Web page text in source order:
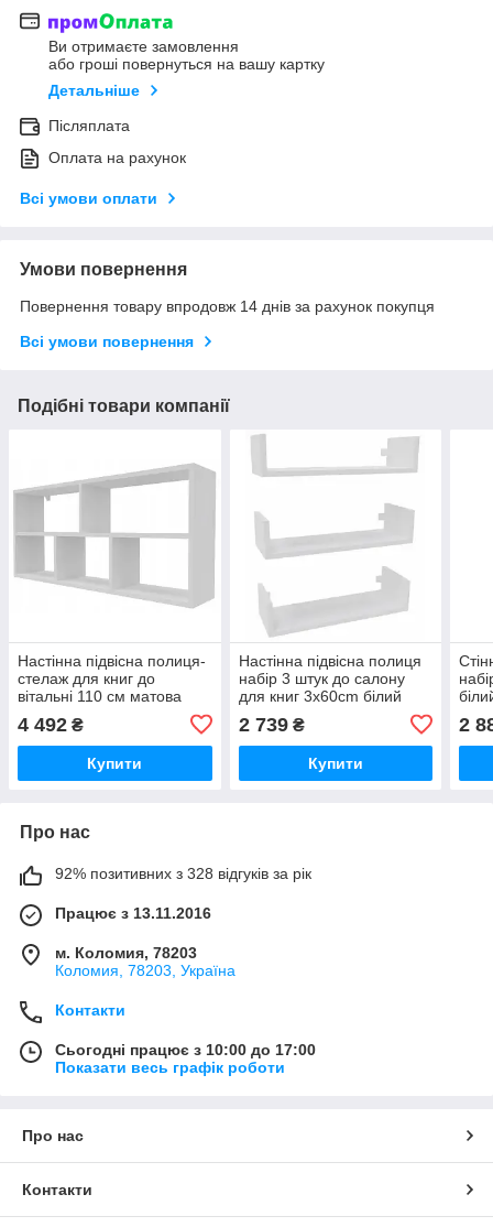
Ви отримаєте замовлення
або гроші повернуться на вашу картку
Детальніше
Післяплата
Оплата на рахунок
Всі умови оплати
Умови повернення
Повернення товару впродовж 14 днів за рахунок покупця
Всі умови повернення
Подібні товари компанії
Настінна підвісна полиця-
стелаж для книг до
вітальні 110 см матова
4 492 ₴
Купити
Настінна підвісна полиця
набір 3 штук до салону
для книг 3x60cm білий
2 739₴
Купити
2
Про нас
92% позитивних з 328 відгуків за рік
Працює з 13.11.2016
м. Коломия, 78203
Коломия, 78203, Україна
Контакти
Сьогодні працює з 10:00 до 17:00
Показати весь графік роботи
Про нас
Контакти